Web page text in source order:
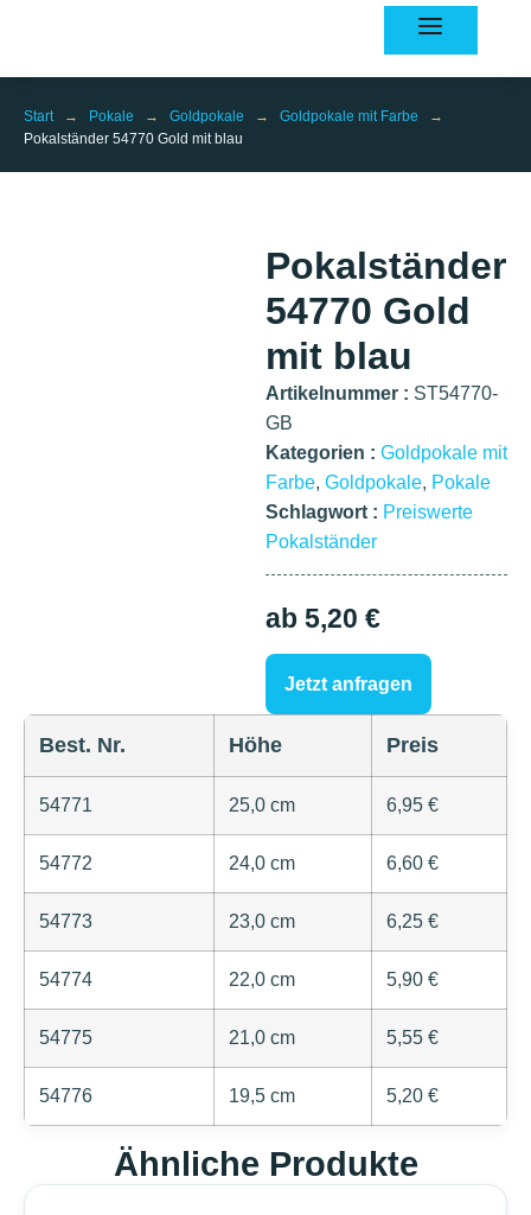
Start → Pokale → Goldpokale → Goldpokale mit Farbe
→
Pokalständer 54770 Gold mit blau
Pokalständer
54770 Gold
mit blau
Artikelnummer : ST54770-
GB
Kategorien : Goldpokale mit
Farbe, Goldpokale, Pokale
Schlagwort : Preiswerte
Pokalständer
ab 5,20 €
Jetzt anfragen
Best. Nr. Höhe Preis
54771 25,0 cm 6,95 €
54772 24,0 cm 6,60 €
54773 23,0 cm 6,25 €
54774 22,0 cm 5,90 €
54775 21,0 cm 5,55 €
54776 19,5 cm 5,20 €
Ähnliche Produkte